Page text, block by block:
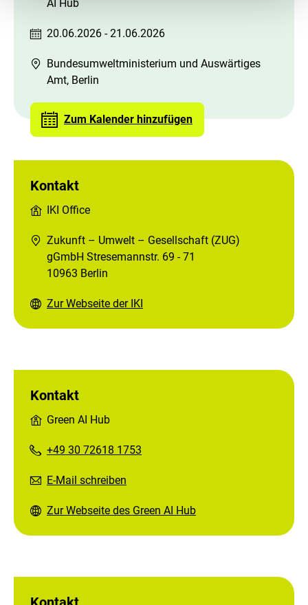
AI Hub
20.06.2026 - 21.06.2026
Bundesumweltministerium und Auswärtiges
Amt, Berlin
Zum Kalender hinzufügen
Kontakt
IKI Office
Zukunft – Umwelt – Gesellschaft (ZUG)
gGmbH Stresemannstr. 69 - 71
10963 Berlin
Zur Webseite der IKI
Kontakt
Green AI Hub
+49 30 72618 1753
E-Mail schreiben
Zur Webseite des Green AI Hub